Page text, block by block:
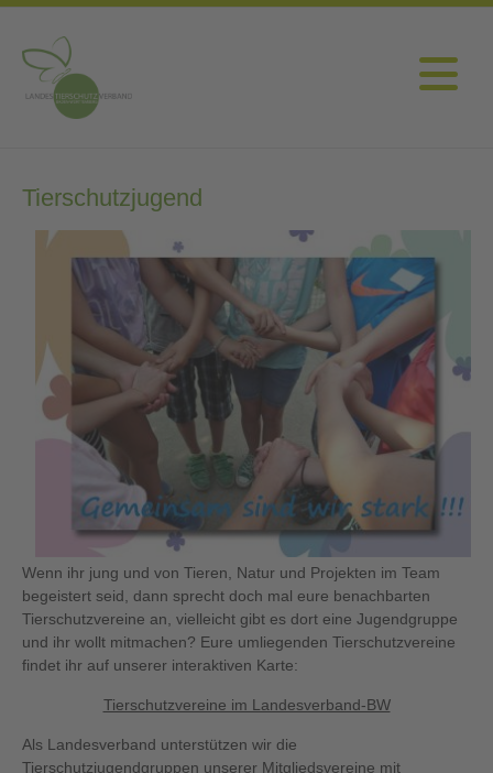
Tierschutzjugend
Wenn ihr jung und von Tieren, Natur und Projekten im Team
begeistert seid, dann sprecht doch mal eure benachbarten
Tierschutzvereine an, vielleicht gibt es dort eine Jugendgruppe
und ihr wollt mitmachen? Eure umliegenden Tierschutzvereine
findet ihr auf unserer interaktiven Karte:
Tierschutzvereine im Landesverband-BW
Als Landesverband unterstützen wir die
Tierschutzjugendgruppen unserer Mitgliedsvereine mit